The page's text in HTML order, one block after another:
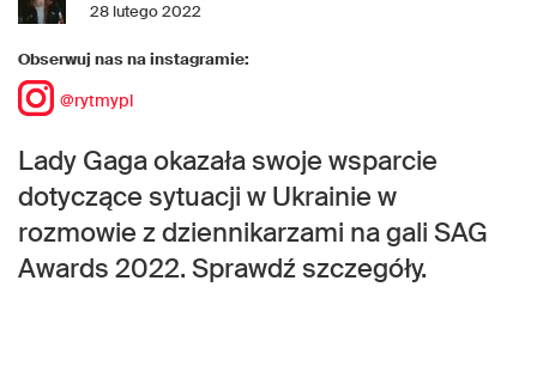
28 lutego 2022
Obserwuj nas na instagramie:
@rytmypl
Lady Gaga okazała swoje wsparcie
dotyczące sytuacji w Ukrainie w
rozmowie z dziennikarzami na gali SAG
Awards 2022. Sprawdź szczegóły.